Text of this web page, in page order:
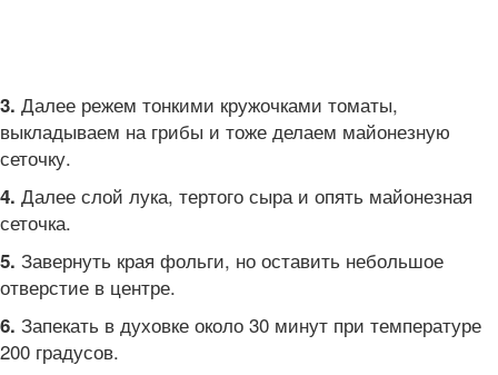
3. Далее режем тонкими кружочками томаты,
выкладываем на грибы и тоже делаем майонезную
сеточку.
4. Далее слой лука, тертого сыра и опять майонезная
сеточка.
5. Завернуть края фольги, но оставить небольшое
отверстие в центре.
6. Запекать в духовке около 30 минут при температуре
200 градусов.